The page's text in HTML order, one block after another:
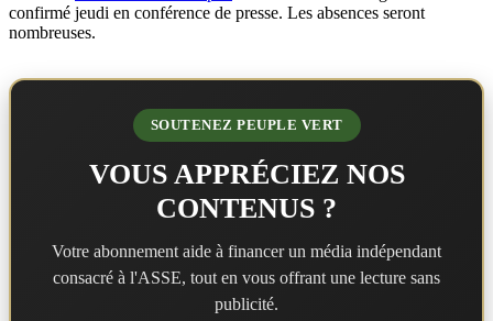
confirmé jeudi en conférence de presse. Les absences seront
nombreuses.
SOUTENEZ PEUPLE VERT
VOUS APPRÉCIEZ NOS
CONTENUS ?
Votre abonnement aide à financer un média indépendant
consacré à l'ASSE, tout en vous offrant une lecture sans
publicité.